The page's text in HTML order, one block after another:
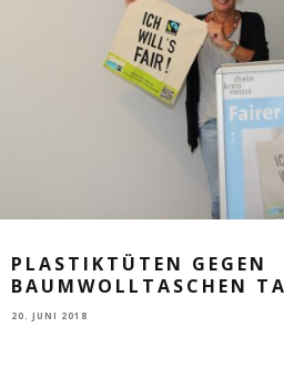
PLASTIKTÜTEN GEGEN
BAUMWOLLTASCHEN
20. JUNI 2018